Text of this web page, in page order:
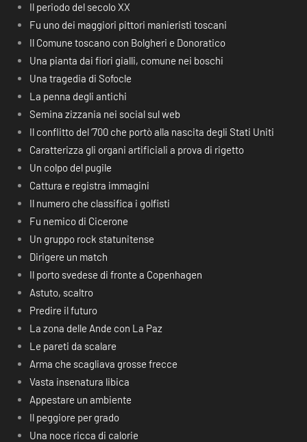
Il periodo del secolo XX
Fu uno dei maggiori pittori manieristi toscani
Il Comune toscano con Bolgheri e Donoratico
Una pianta dai fiori gialli, comune nei boschi
Una tragedia di Sofocle
La penna degli antichi
Semina zizzania nei social sul web
Il conflitto del ‘700 che portò alla nascita degli Stati Uniti
Caratterizza gli organi artificiali a prova di rigetto
Un colpo del pugile
Cattura e registra immagini
Il numero che classifica i golfisti
Fu nemico di Cicerone
Un gruppo rock statunitense
Dirigere un match
Il porto svedese di fronte a Copenhagen
Astuto, scaltro
Predire il futuro
La zona delle Ande con La Paz
Le pareti da scalare
Arma che scagliava grosse frecce
Vasta insenatura libica
Appestare un ambiente
Il peggiore per grado
Una noce ricca di calorie